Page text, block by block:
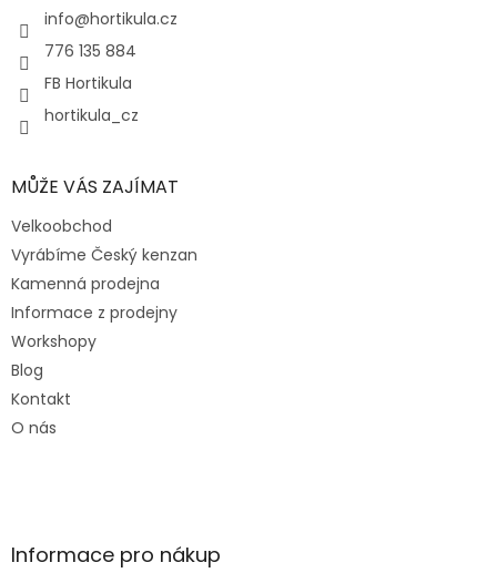
info@hortikula.cz
776 135 884
FB Hortikula
hortikula_cz
MŮŽE VÁS ZAJÍMAT
Velkoobchod
Vyrábíme Český kenzan
Kamenná prodejna
Informace z prodejny
Workshopy
Blog
Kontakt
O nás
Informace pro nákup